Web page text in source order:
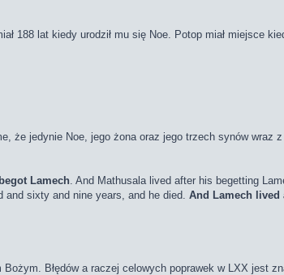
188 lat kiedy urodził mu się Noe. Potop miał miejsce
że jedynie Noe, jego żona oraz jego trzech synów
Lamech. And Mathusala lived after his begetting
and sixty and nine years, and he died. And Lamech lived
Błędów a raczej celowych poprawek w LXX jest